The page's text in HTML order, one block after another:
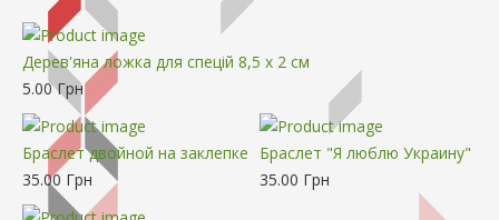
Дерев'яна ложка для спецій 8,5 х 2 см
5.00 Грн
Браслет двойной на заклепке
35.00 Грн
Браслет "Я люблю Украину"
35.00 Грн